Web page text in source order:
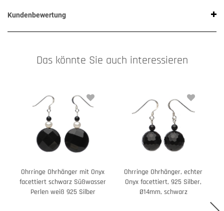
Kundenbewertung
Das könnte Sie auch interessieren
Ohrringe Ohrhänger mit Onyx
facettiert schwarz Süßwasser
Perlen weiß 925 Silber
Ohrringe Ohrhänger, echter
Onyx facettiert, 925 Silber,
Ø14mm, schwarz